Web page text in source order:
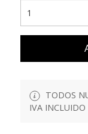
TODOS
IVA INCLUIDO